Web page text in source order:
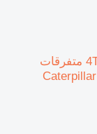
غطاء الصمامات لكل: كاتربيلر 3116 4TF62166 متفرقات